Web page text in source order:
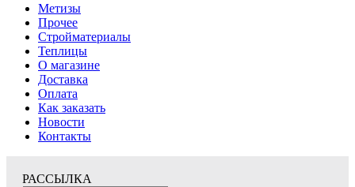
Метизы
Прочее
Стройматериалы
Теплицы
О магазине
Доставка
Оплата
Как заказать
Новости
Контакты
РАССЫЛКА